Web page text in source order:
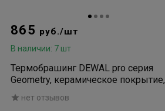
865 руб./шт
В наличии: 7 шт
Термобрашинг DEWAL pro серия
Geometry, керамическое покрытие,
ионизированная нейлон.щет.d43/61
нет отзывов